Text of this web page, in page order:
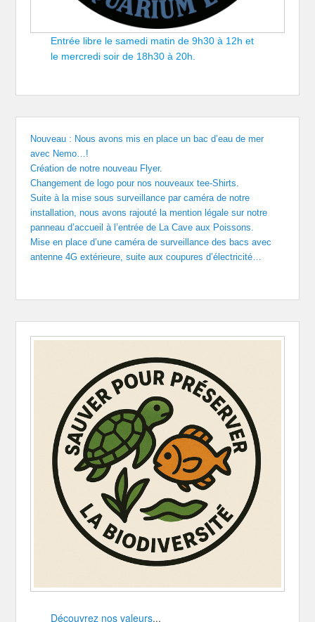
Entrée libre le samedi matin de 9h30 à 12h et
le mercredi soir de 18h30 à 20h.
Nouveau : Nous avons mis en place un bac d’eau de mer
avec Nemo…!
Création de notre nouveau Flyer.
Changement de logo pour nos nouveaux tee-Shirts.
Suite à la mise sous surveillance par caméra de notre
installation, nous avons rajouté la mention légale sur notre
panneau d’accueil à l’entrée de La Cave aux Poissons.
Mise en place d’une caméra de surveillance des bacs avec
antenne 4G extérieure, suite aux coupures d’électricité…
Découvrez nos valeurs...